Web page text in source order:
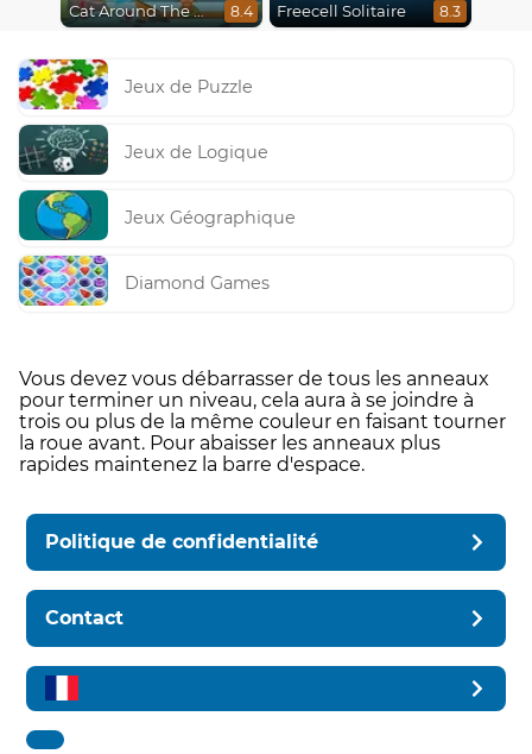
Cat Around The World 8.4 Freecell Solitaire 8.3
Jeux de Puzzle
Jeux de Logique
Jeux Géographique
Diamond Games
Vous devez vous débarrasser de tous les anneaux
pour terminer un niveau, cela aura à se joindre à
trois ou plus de la même couleur en faisant tourner
la roue avant. Pour abaisser les anneaux plus
rapides maintenez la barre d'espace.
Politique de confidentialité
Contact